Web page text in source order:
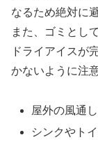
なるため絶対に
また、ゴミとし
ドライアイスが
かないように注
屋外の風通
シンクやト